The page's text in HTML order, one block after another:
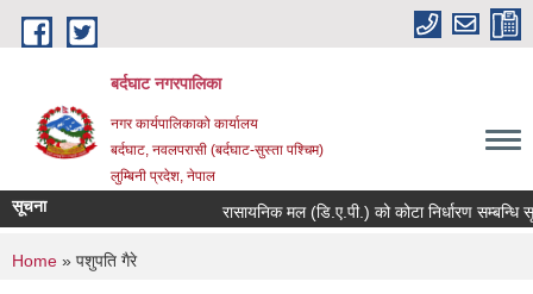
Skip to main content
बर्दघाट नगरपालिका
नगर कार्यपालिकाको कार्यालय
बर्दघाट, नवलपरासी (बर्दघाट-सुस्ता पश्चिम)
लुम्बिनी प्रदेश, नेपाल
सूचना रासायनिक मल (डि.ए.पी.) को कोटा निर्धारण सम्बन्धि
You are here
Home » पशुपति गैरे